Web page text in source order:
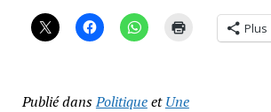
Plus
Publié dansPolitiqueetUne